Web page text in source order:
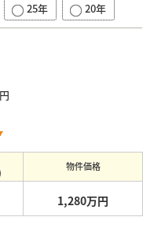
25年 20年
物件価格
1,280万円